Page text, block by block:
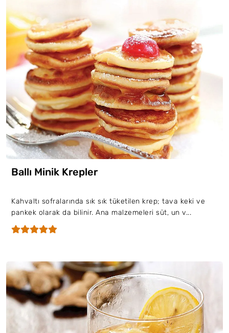
Ballı Minik Krepler
Kahvaltı sofralarında sık sık tüketilen krep; tava keki ve
pankek olarak da bilinir. Ana malzemeleri süt, un v...